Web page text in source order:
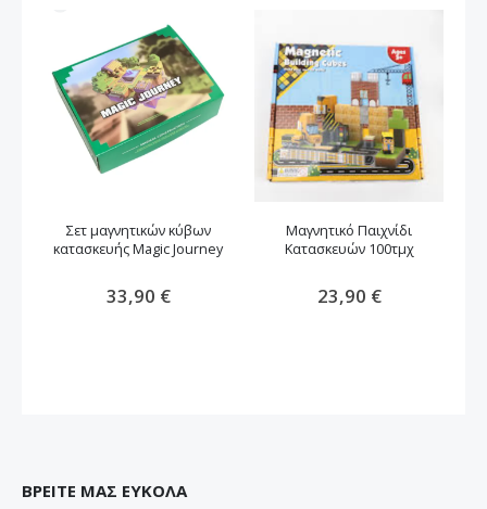
Σετ μαγνητικών κύβων
κατασκευής Magic Journey
33,90 €
Μαγνητικό Παιχνίδι
Κατασκευών 100τμχ
23,90 €
ΒΡΕΙΤΕ ΜΑΣ ΕΥΚΟΛΑ